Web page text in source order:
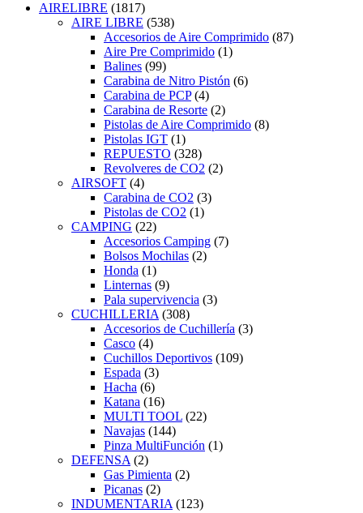
AIRELIBRE (1817)
AIRE LIBRE (538)
Accesorios de Aire Comprimido (87)
Aire Pre Comprimido (1)
Balines (99)
Carabina de Nitro Pistón (6)
Carabina de PCP (4)
Carabina de Resorte (2)
Pistolas de Aire Comprimido (8)
Pistolas IGT (1)
REPUESTO (328)
Revolveres de CO2 (2)
AIRSOFT (4)
Carabina de CO2 (3)
Pistolas de CO2 (1)
CAMPING (22)
Accesorios Camping (7)
Bolsos Mochilas (2)
Honda (1)
Linternas (9)
Pala supervivencia (3)
CUCHILLERIA (308)
Accesorios de Cuchillería (3)
Casco (4)
Cuchillos Deportivos (109)
Espada (3)
Hacha (6)
Katana (16)
MULTI TOOL (22)
Navajas (144)
Pinza MultiFunción (1)
DEFENSA (2)
Gas Pimienta (2)
Picanas (2)
INDUMENTARIA (123)